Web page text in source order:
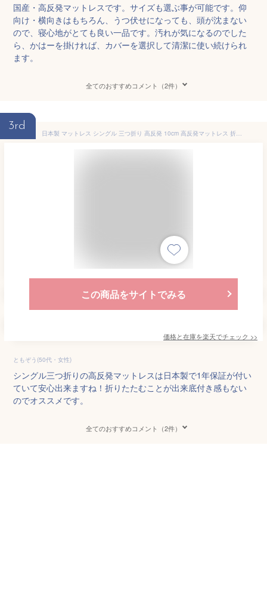
国産・高反発マットレスです。サイズも選ぶ事が可能です。仰
向け・横向きはもちろん、うつ伏せになっても、頭が沈まない
ので、寝心地がとても良い一品です。汚れが気になるのでした
ら、かはーを掛ければ、カバーを選択して清潔に使い続けられ
ます。
全てのおすすめコメント（2件）
3rd
日本製 マットレス シングル 三つ折り 高反発 10cm 高反発マットレス 折りたたみ 高密度24D 150N マット 敷布団 敷き布団 ベッド 低反発マットレス と使い替えても マットレス 厚さ10cm S 高反発マット 寝具 3つ折り 国産 1年保証 ■[送料無料]
この商品をサイトでみる
価格と在庫を楽天でチェック >>
ともぞう(50代・女性)
シングル三つ折りの高反発マットレスは日本製で1年保証が付い
ていて安心出来ますね！折りたたむことが出来底付き感もない
のでオススメです。
全てのおすすめコメント（2件）